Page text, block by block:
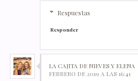
Respuestas
Responder
LA CAJITA DE NIEVES Y ELENA
FEBRERO DE 2019 A LAS 16:41